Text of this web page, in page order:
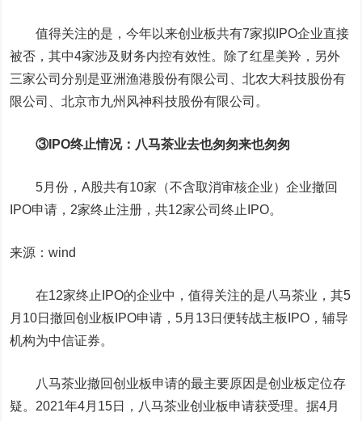
值得关注的是，今年以来创业板共有7家拟IPO企业直接
被否，其中4家涉及财务内控有效性。除了红星美羚，另外
三家公司分别是亚洲渔港股份有限公司、北农大科技股份有
限公司、北京市九州风神科技股份有限公司。
③IPO终止情况：八马茶业去也匆匆来也匆匆
5月份，A股共有10家（不含取消审核企业）企业撤回
IPO申请，2家终止注册，共12家公司终止IPO。
来源：wind
在12家终止IPO的企业中，值得关注的是八马茶业，其5
月10日撤回创业板IPO申请，5月13日便转战主板IPO，辅导
机构为中信证券。
八马茶业撤回创业板申请的最主要原因是创业板定位存
疑。2021年4月15日，八马茶业创业板申请获受理。据4月